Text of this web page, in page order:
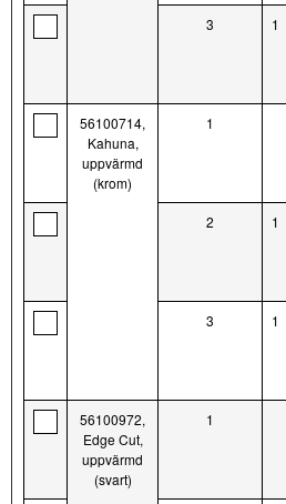
3 1
56100714,
Kahuna,
uppvärmd
(krom)
1
2 1
3 1
56100972,
Edge Cut,
uppvärmd
(svart)
1